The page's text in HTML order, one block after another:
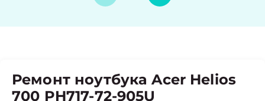
Ремонт ноутбука Acer Helios
700 PH717-72-905U